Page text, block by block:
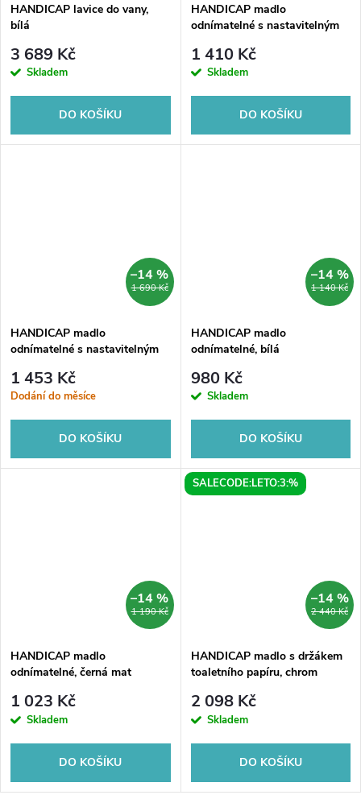
HANDICAP lavice do vany,
bílá
3 689 Kč
Skladem
DO KOŠÍKU
HANDICAP madlo
odnímatelné s nastavitelným
1 410 Kč
Skladem
DO KOŠÍKU
1 690 Kč
–14 %
HANDICAP madlo
odnímatelné s nastavitelným
1 453 Kč
Dodání do měsíce
DO KOŠÍKU
1 140 Kč
–14 %
HANDICAP madlo
odnímatelné, bílá
980 Kč
Skladem
DO KOŠÍKU
1 190 Kč
–14 %
HANDICAP madlo
odnímatelné, černá mat
1 023 Kč
Skladem
DO KOŠÍKU
SALECODE:LETO:3:%
2 440 Kč
–14 %
HANDICAP madlo s držákem
toaletního papíru, chrom
2 098 Kč
Skladem
DO KOŠÍKU